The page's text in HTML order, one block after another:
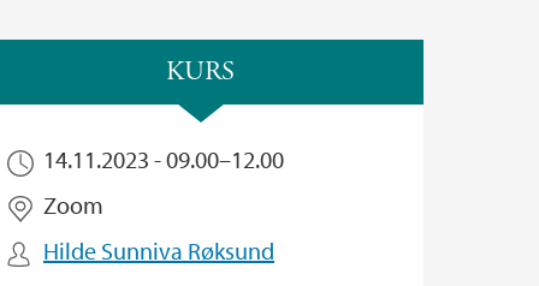
KURS
14.11.2023 -09.00–12.00
Zoom
Hilde Sunniva Røksund